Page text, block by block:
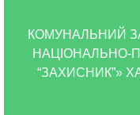
КОМУНАЛЬНИЙ
НАЦІОНАЛЬНО-
“ЗАХИСНИК”»